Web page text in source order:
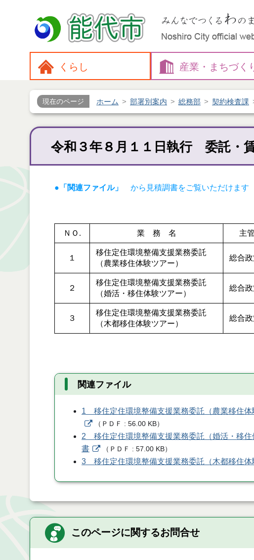
くらし 産業・ まちづく
現在のページ ホーム 部署別案内 総務部 契約検査課
令和３年８月１１日執行 委託・
●「関連ファイル」 から見積調書をご覧いただけます
ＮＯ. 業 務 名 主
１
移住定住環境整備支援業務委託
（農業移住体験ツアー）
総合
２
移住定住環境整備支援業務委託
（婚活・移住体験ツアー）
総合
３
移住定住環境整備支援業務委託
（木都移住体験ツアー）
総合
関連ファイル
1 移住定住環境整備支援業務委託（農業移住
（ ＰＤＦ 56.00 KB）
2 移住定住環境整備支援業務委託（婚活・移
書
（ ＰＤＦ 57.00 KB）
3 移住定住環境整備支援業務委託（木都移住
このページに関するお問合せ